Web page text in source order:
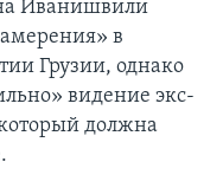
Иванишвили
в
Грузии, однако
видение экс-
должна